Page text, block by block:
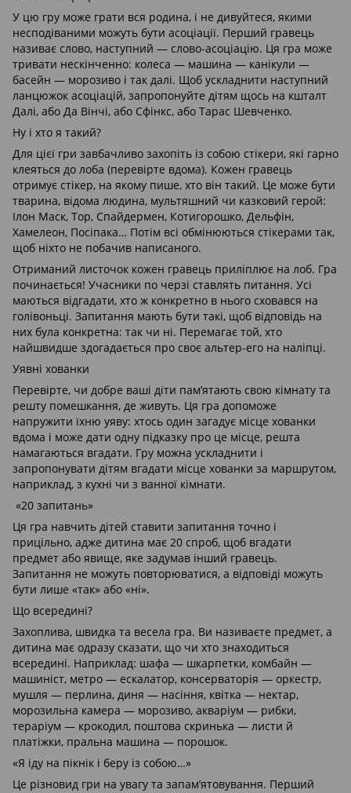
У цю гру може грати вся родина, і не дивуйтеся, якими
несподіваними можуть бути асоціації. Перший гравець
називає слово, наступний — слово-асоціацію. Ця гра може
тривати нескінченно: колеса — машина — канікули —
басейн — морозиво і так далі. Щоб ускладнити наступний
ланцюжок асоціацій, запропонуйте дітям щось на кшталт
Далі, або Да Вінчі, або Сфінкс, або Тарас Шевченко.
Ну і хто я такий?
Для цієї гри завбачливо захопіть із собою стікери, які гарно
клеяться до лоба (перевірте вдома). Кожен гравець
отримує стікер, на якому пише, хто він такий. Це може бути
тварина, відома людина, мультяшний чи казковий герой:
Ілон Маск, Тор, Спайдермен, Котигорошко, Дельфін,
Хамелеон, Посіпака… Потім всі обмінюються стікерами так,
щоб ніхто не побачив написаного.
Отриманий листочок кожен гравець приліплює на лоб. Гра
починається! Учасники по черзі ставлять питання. Усі
маються відгадати, хто ж конкретно в нього сховався на
голівоньці. Запитання мають бути такі, щоб відповідь на
них була конкретна: так чи ні. Перемагає той, хто
найшвидше здогадається про своє альтер-его на наліпці.
Уявні хованки
Перевірте, чи добре ваші діти пам’ятають свою кімнату та
решту помешкання, де живуть. Ця гра допоможе
напружити їхню уяву: хтось один загадує місце хованки
вдома і може дати одну підказку про це місце, решта
намагаються вгадати. Гру можна ускладнити і
запропонувати дітям вгадати місце хованки за маршрутом,
наприклад, з кухні чи з ванної кімнати.
«20 запитань»
Ця гра навчить дітей ставити запитання точно і
прицільно, адже дитина має 20 спроб, щоб вгадати
предмет або явище, яке задумав інший гравець.
Запитання не можуть повторюватися, а відповіді можуть
бути лише «так» або «ні».
Що всередині?
Захоплива, швидка та весела гра. Ви називаєте предмет, а
дитина має одразу сказати, що чи хто знаходиться
всередині. Наприклад: шафа — шкарпетки, комбайн —
машиніст, метро — ескалатор, консерваторія — оркестр,
мушля — перлина, диня — насіння, квітка — нектар,
морозильна камера — морозиво, акваріум — рибки,
тераріум — крокодил, поштова скринька — листи й
платіжки, пральна машина — порошок.
«Я іду на пікнік і беру із собою…»
Це різновид гри на увагу та запам’ятовування. Перший